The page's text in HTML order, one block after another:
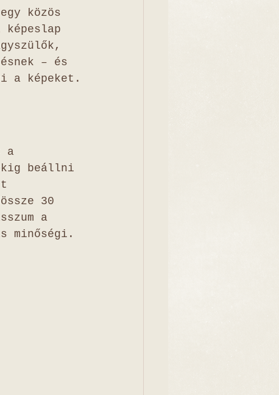
közös
– és
a képeket.
a
beállni
30
a
minőségi.